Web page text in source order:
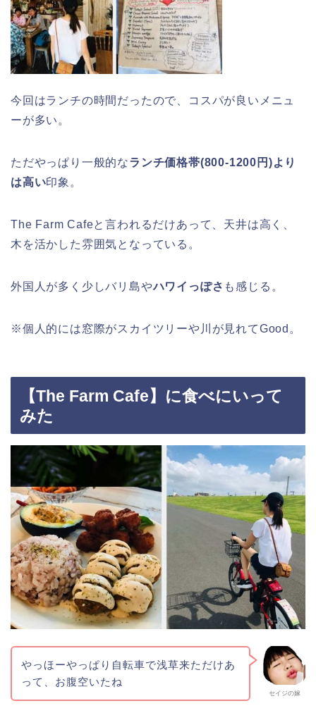
今回はランチの時間だったので、コスパが良いメニュ
ーが多い。
ただやっぱり一般的なランチ価格帯(800-1200円)より
は高い印象。
The Farm Cafeと言われるだけあって、天井は高く、
木を活かした雰囲気となっている。
外国人が多く少しバリ島やハワイっぽさ も感じる。
※個人的には窓際がスカイツリーや川が見れてGood。
【The Farm Cafe】に食べにいって
みた
セイジの嫁
やっほーやっぱり自転車で浅草来ただけあ
って、お腹空いたね